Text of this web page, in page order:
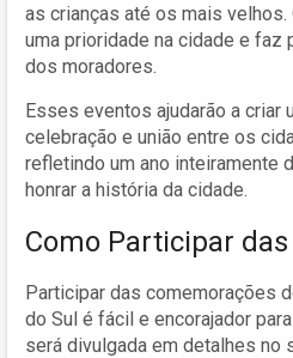
as crianças até os mais
uma prioridade na cidade e faz
dos moradores.
Esses eventos ajudarão a criar
celebração e união entre os
refletindo um ano inteiramente
honrar a história da cidade.
Como Participar
Participar das comemorações
do Sul é fácil e encorajador
será divulgada em detalhes no